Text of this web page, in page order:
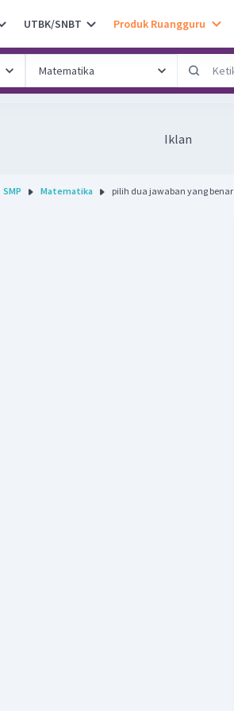
UTBK/SNBT Produk Ruangguru
Iklan
SMP Matematika